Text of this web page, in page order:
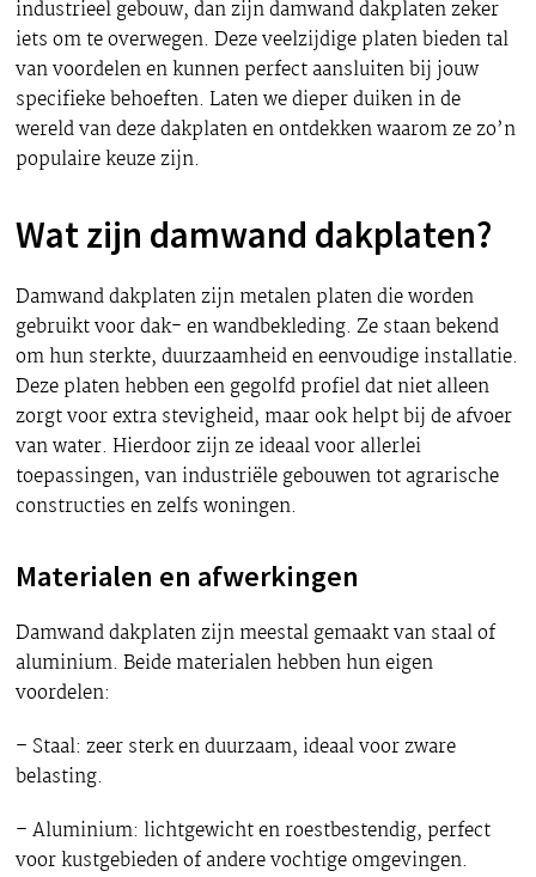
industrieel gebouw, dan zijn damwand dakplaten zeker
iets om te overwegen. Deze veelzijdige platen bieden tal
van voordelen en kunnen perfect aansluiten bij jouw
specifieke behoeften. Laten we dieper duiken in de
wereld van deze dakplaten en ontdekken waarom ze zo’n
populaire keuze zijn.
Wat zijn damwand dakplaten?
Damwand dakplaten zijn metalen platen die worden
gebruikt voor dak- en wandbekleding. Ze staan bekend
om hun sterkte, duurzaamheid en eenvoudige installatie.
Deze platen hebben een gegolfd profiel dat niet alleen
zorgt voor extra stevigheid, maar ook helpt bij de afvoer
van water. Hierdoor zijn ze ideaal voor allerlei
toepassingen, van industriële gebouwen tot agrarische
constructies en zelfs woningen.
Materialen en afwerkingen
Damwand dakplaten zijn meestal gemaakt van staal of
aluminium. Beide materialen hebben hun eigen
voordelen:
– Staal: zeer sterk en duurzaam, ideaal voor zware
belasting.
– Aluminium: lichtgewicht en roestbestendig, perfect
voor kustgebieden of andere vochtige omgevingen.